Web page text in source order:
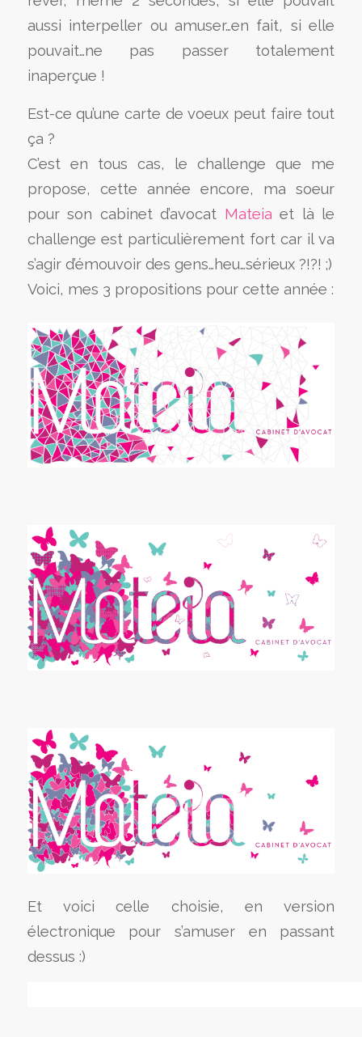
aussi interpeller ou amuser…en fait, si elle
pouvait…ne pas passer totalement
inaperçue !
Est-ce qu’une carte de voeux peut faire tout
ça ?
C’est en tous cas, le challenge que me
propose, cette année encore, ma soeur
pour son cabinet d’avocat Mateia et là le
challenge est particulièrement fort car il va
s’agir d’émouvoir des gens…heu…sérieux ?!?! ;)
Voici, mes 3 propositions pour cette année :
Et voici celle choisie, en version
électronique pour s’amuser en passant
dessus :)